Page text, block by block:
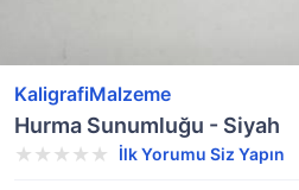
KaligrafiMalzeme
Hurma Sunumluğu - Siyah
İlk Yorumu Siz Yapın